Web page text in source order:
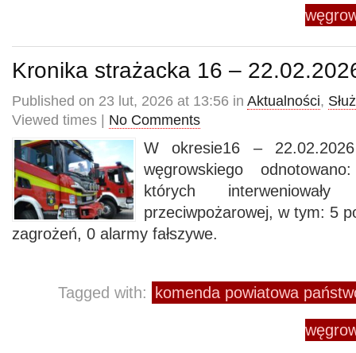
Kronika strażacka 16 –
Published on 23 lut, 2026 at 13:56 in Aktualności,
Viewed times | No Comments
W okresie16 –
węgrowskiego
których
przeciwpożarowej, w tym: 5
zagrożeń, 0 alarmy fałszywe.
Tagged with: komenda powiatowa